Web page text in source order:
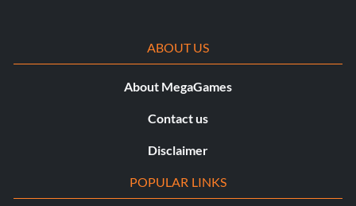
ABOUT US
About MegaGames
Contact us
Disclaimer
POPULAR LINKS